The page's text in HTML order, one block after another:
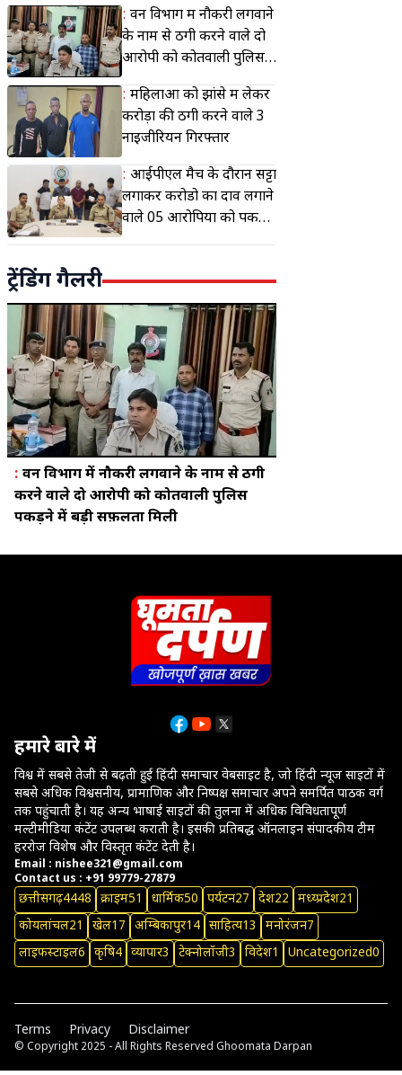
: वन विभाग में नौकरी लगवाने
के नाम से ठगी करने वाले दो
आरोपी को कोतवाली पुलिस
पकड़ने में बड़ी सफ़लता मिली
: महिलाओं को झांसे में लेकर
करोड़ों की ठगी करने वाले 3
नाइजीरियन गिरफ्तार
: आईपीएल मैच के दौरान सट्टा
लगाकर करोडो का दाव लगाने
वाले 05 आरोपियों को पकड़ने
मे सरगुजा पुलिस को मिली
ट्रेंडिंग गैलरी
: वन विभाग में नौकरी लगवाने के नाम से ठगी
करने वाले दो आरोपी को कोतवाली पुलिस
पकड़ने में बड़ी सफ़लता मिली
हमारे बारे में
विश्व में सबसे तेजी से बढ़ती हुई हिंदी समाचार वेबसाइट है, जो हिंदी न्यूज साइटों में
सबसे अधिक विश्वसनीय, प्रामाणिक और निष्पक्ष समाचार अपने समर्पित पाठक वर्ग
तक पहुंचाती है। यह अन्य भाषाई साइटों की तुलना में अधिक विविधतापूर्ण
मल्टीमीडिया कंटेंट उपलब्ध कराती है। इसकी प्रतिबद्ध ऑनलाइन संपादकीय टीम
हररोज विशेष और विस्तृत कंटेंट देती है।
Email : nishee321@gmail.com
Contact us : +91 99779-27879
छत्तीसगढ़4448 क्राइम51 धार्मिक50 पर्यटन27 देश22 मध्य्प्रदेश21
कोयलांचल21 खेल17 अम्बिकापुर14 साहित्य13 मनोरंजन7
लाइफस्टाइल6 कृषि4 व्यापार3 टेक्नोलॉजी3 विदेश1 Uncategorized0
Terms Privacy Disclaimer
© Copyright 2025 - All Rights Reserved Ghoomata Darpan